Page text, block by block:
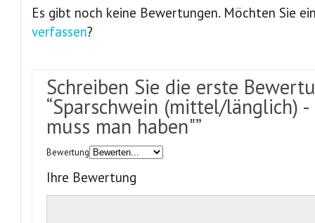
Es gibt noch keine Bewertungen. Möchten Sie
verfassen?
Schreiben Sie die erste
“Sparschwein (mittel/länglich) -
muss man haben"”
Bewertung
Ihre Bewertung